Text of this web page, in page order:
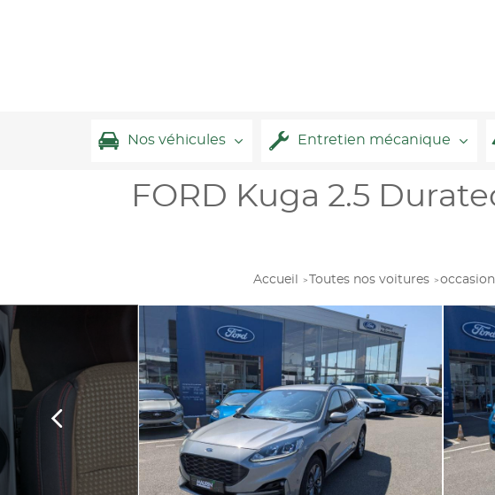
Nos véhicules Entretien mécanique
FORD Kuga 2.5
Accueil Toutes nos voitures occasion